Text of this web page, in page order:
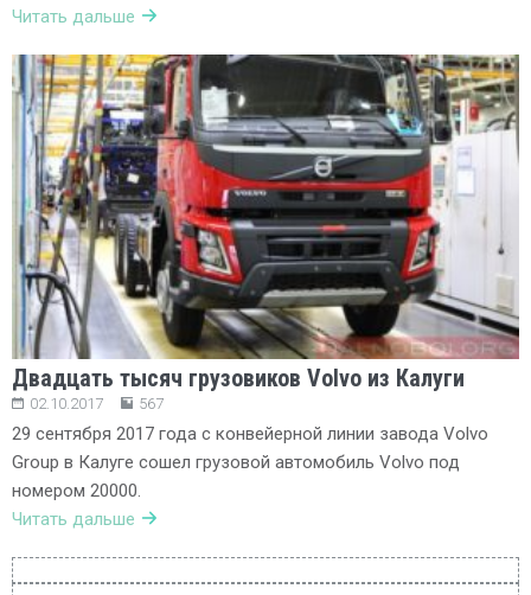
Читать дальше
Двадцать тысяч грузовиков Volvo из Калуги
02.10.2017 567
29 сентября 2017 года с конвейерной линии завода Volvo
Group в Калуге сошел грузовой автомобиль Volvo под
номером 20000.
Читать дальше